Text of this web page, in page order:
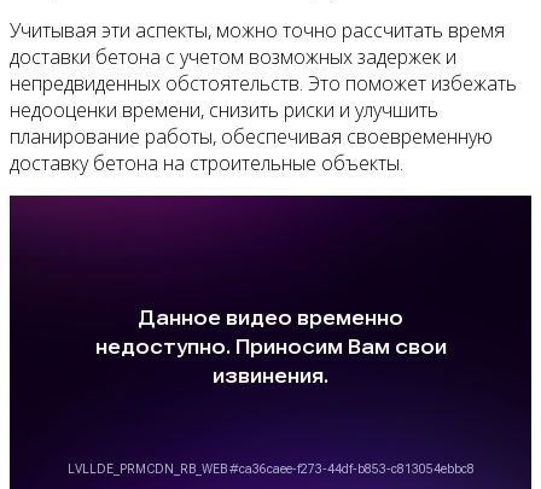
Учитывая эти аспекты, можно точно рассчитать время
доставки бетона с учетом возможных задержек и
непредвиденных обстоятельств. Это поможет избежать
недооценки времени, снизить риски и улучшить
планирование работы, обеспечивая своевременную
доставку бетона на строительные объекты.